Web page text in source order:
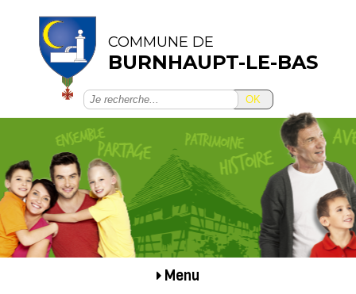
COMMUNE DE
BURNHAUPT-LE-BAS
OK
Menu